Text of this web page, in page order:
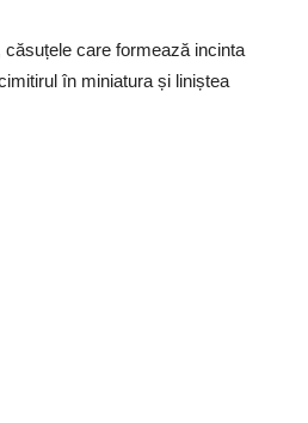
care formează incinta
în miniatura și liniștea